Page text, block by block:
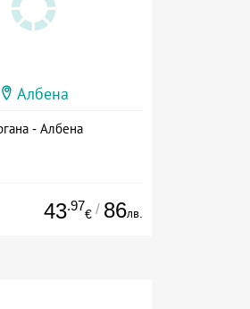
Албена
- Албена
43.97
€ / 86лв.